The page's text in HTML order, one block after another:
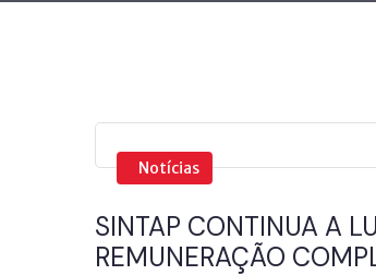
Notícias
SINTAP CONTINUA A
REMUNERAÇÃO